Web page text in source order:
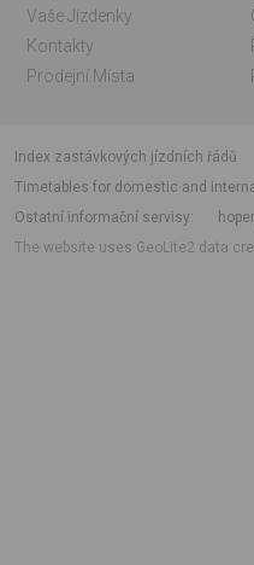
Vaše Jízdenky
Kontakty
Prodejní Místa
index zastávkových jízdních řádů
Timetables for domestic and
Ostatní informační servisy
The website uses GeoLite2 data